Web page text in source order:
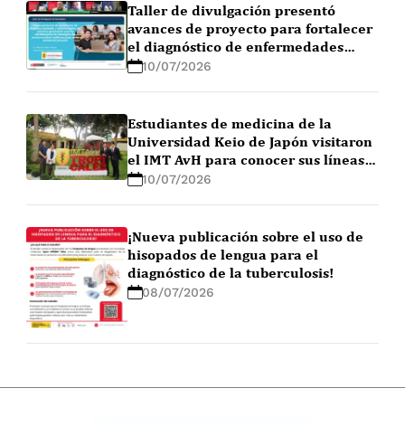
Taller de divulgación presentó
avances de proyecto para fortalecer
el diagnóstico de enfermedades
febriles en la Amazonía peruana
10/07/2026
Estudiantes de medicina de la
Universidad Keio de Japón visitaron
el IMT AvH para conocer sus líneas
de investigación
10/07/2026
¡Nueva publicación sobre el uso de
hisopados de lengua para el
diagnóstico de la tuberculosis!
08/07/2026